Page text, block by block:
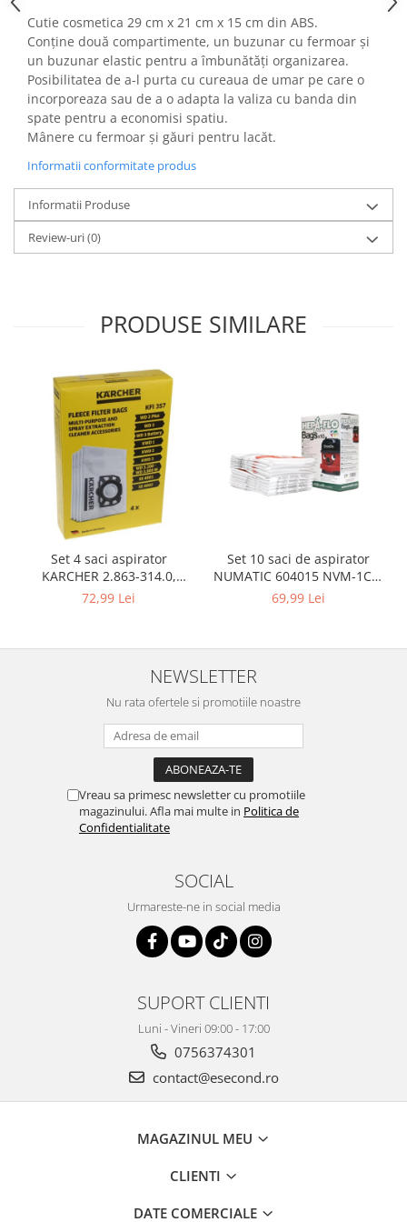
Fiare de calcat si masini de cusut
Ingrijire Locuinta
Purificatoare de aer
Fashion
Bijuterii
Ceasuri barbatesti
Ceasuri dama
Genti si accesorii barbati
Genti si accesorii femei
Imbracaminte barbati
Incaltaminte barbati
Ochelari de soare
Ochelari de vedere
Gaming, Carti & Birotica
Birotica & Papetarie
Console, Jocuri & Accesorii
Ingrijire personala & Cosmetice
Accesorii aparate de ras electrice
Accesorii aparate hair styling
Aparate & Accesorii ingrijire
Cosmetice si produse ingrijire
Jucarii, Copii & Bebe
Hrana bebelusi
Igiena si ingrijire
Accesorii animale de companie
Igiena animale de companie
PC, Periferice & Software
Desktop PC & Monitoare
Cutie cosmetica 29 cm x 21 cm x 15 cm din ABS.
Conține două compartimente, un buzunar cu fermoar și
un buzunar elastic pentru a îmbunătăți organizarea.
Posibilitatea de a-l purta cu cureaua de umar pe care o
incorporeaza sau de a o adapta la valiza cu banda din
spate pentru a economisi spatiu.
Mânere cu fermoar și găuri pentru lacăt.
Informatii conformitate produs
Informatii Produse
Review-uri(0)
PRODUSE SIMILARE
Set 4 saci aspirator
KARCHER 2.863-314.0,
compatibil cu WD, KWD, SE
72,99 Lei
Set 10 saci de aspirator
NUMATIC 604015 NVM-1CH,
9L
69,99 Lei
NEWSLETTER
Nu rata ofertele si promotiile noastre
Vreau sa primesc newsletter cu promotiile
magazinului. Afla mai multe in Politica de
Confidentialitate
SOCIAL
Urmareste-ne in social media
SUPORT CLIENTI
Luni - Vineri 09:00 - 17:00
0756374301
contact@esecond.ro
MAGAZINUL MEU
CLIENTI
DATE COMERCIALE